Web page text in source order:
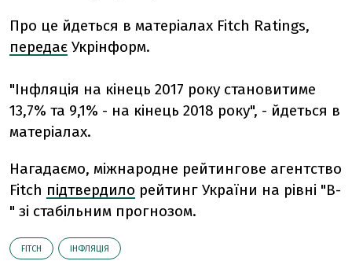
Про це йдеться в матеріалах Fitch Ratings,
передає Укрінформ.
"Інфляція на кінець 2017 року становитиме
13,7% та 9,1% - на кінець 2018 року", - йдеться в
матеріалах.
Нагадаємо, міжнародне рейтингове агентство
Fitch підтвердило рейтинг України на рівні "В-
" зі стабільним прогнозом.
FITCH ІНФЛЯЦІЯ